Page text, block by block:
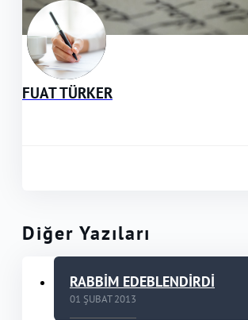
FUAT TÜRKER
Diğer Yazıları
RABBİM EDEBLENDİRDİ
01 ŞUBAT 2013